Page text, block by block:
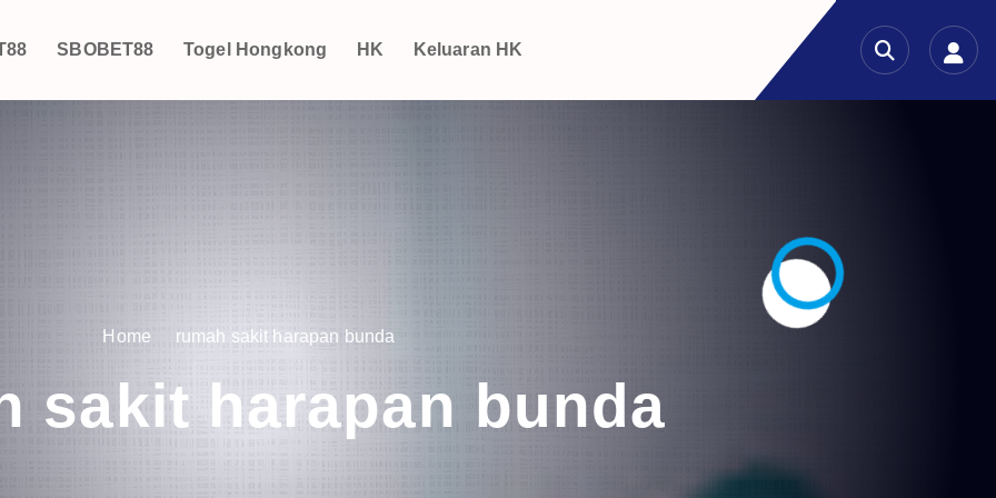
SBOBET88 Togel Hongkong HK Keluaran HK
Home rumah sakit harapan bunda
sakit harapan bunda